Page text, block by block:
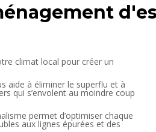
climat local pour créer un
aide à éliminer le superflu et à
qui s’envolent au moindre coup
permet d’optimiser chaque
aux lignes épurées et des